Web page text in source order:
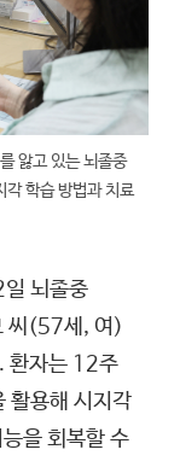
앓고 있는 뇌졸중
각 학습 방법과 치료
뇌졸중
씨(57세, 여)
환자는 12주
활용해 시지각
을 회복할 수